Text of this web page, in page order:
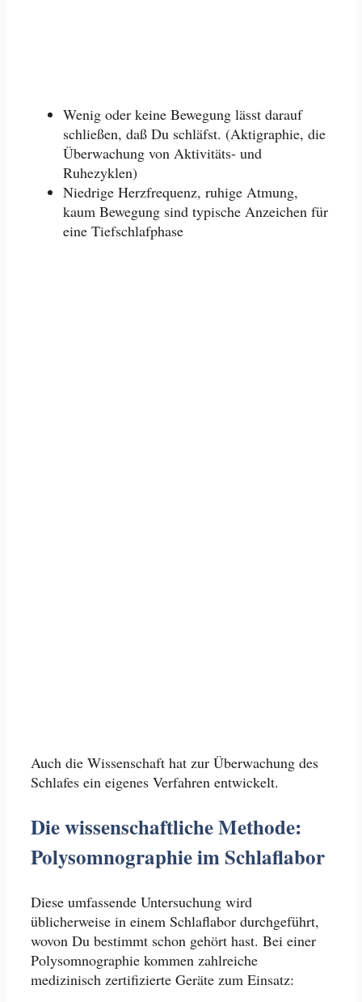
Wenig oder keine Bewegung lässt darauf
schließen, daß Du schläfst. (Aktigraphie, die
Überwachung von Aktivitäts- und
Ruhezyklen)
Niedrige Herzfrequenz, ruhige Atmung,
kaum Bewegung sind typische Anzeichen für
eine Tiefschlafphase
Auch die Wissenschaft hat zur Überwachung des
Schlafes ein eigenes Verfahren entwickelt.
Die wissenschaftliche Methode:
Polysomnographie im Schlaflabor
Diese umfassende Untersuchung wird
üblicherweise in einem Schlaflabor durchgeführt,
wovon Du bestimmt schon gehört hast. Bei einer
Polysomnographie kommen zahlreiche
medizinisch zertifizierte Geräte zum Einsatz: